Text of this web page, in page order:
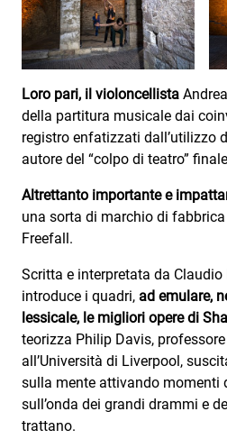
Loro pari, il violoncellista
della partitura musicale dai
registro enfatizzati dall’utilizzo
autore del “colpo di teatro”
Altrettanto importante e
una sorta di marchio di
Freefall.
Scritta e interpretata da
introduce i quadri, ad emulare,
lessicale, le migliori opere di
teorizza Philip Davis,
all’Università di Liverpool,
sulla mente attivando momenti
sull’onda dei grandi drammi e
trattano.